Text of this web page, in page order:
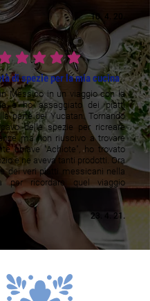
10. 4. 20.
prosječna ocjena je 5 od 5
di spezie per la mia cucina
Messico in un viaggio con la
e ho assaggiato dei piatti
parte del Yucatan. Tornando
delle spezie per ricreare
ma non riuscivo a trovare
chiave "Achiote", ho trovato
e ne aveva tanti prodotti. Ora
dei veri piatti messicani nella
per ricordare quel viaggio
23. 4. 21.